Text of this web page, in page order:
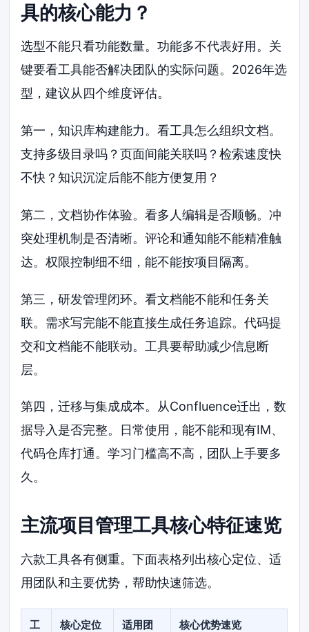
具的核心能力？
选型不能只看功能数量。功能多不代表好用。关
键要看工具能否解决团队的实际问题。2026年选
型，建议从四个维度评估。
第一，知识库构建能力。看工具怎么组织文档。
支持多级目录吗？页面间能关联吗？检索速度快
不快？知识沉淀后能不能方便复用？
第二，文档协作体验。看多人编辑是否顺畅。冲
突处理机制是否清晰。评论和通知能不能精准触
达。权限控制细不细，能不能按项目隔离。
第三，研发管理闭环。看文档能不能和任务关
联。需求写完能不能直接生成任务追踪。代码提
交和文档能不能联动。工具要帮助减少信息断
层。
第四，迁移与集成成本。从Confluence迁出，数
据导入是否完整。日常使用，能不能和现有IM、
代码仓库打通。学习门槛高不高，团队上手要多
久。
主流项目管理工具核心特征速览
六款工具各有侧重。下面表格列出核心定位、适
用团队和主要优势，帮助快速筛选。
工
核心定位
适用团
核心优势速览